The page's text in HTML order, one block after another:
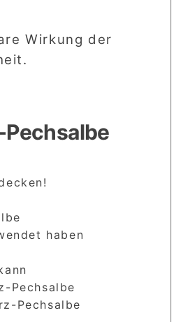
Wirkung der
haben
Pechsalbe
Pechsalbe